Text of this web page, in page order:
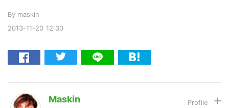
2013-11-20 12:30
By maskin
Maskin
RE:LIFE
Re:Work
AI
[Startup]
[Voice Edition]
[YouTube]
Daily Weekly